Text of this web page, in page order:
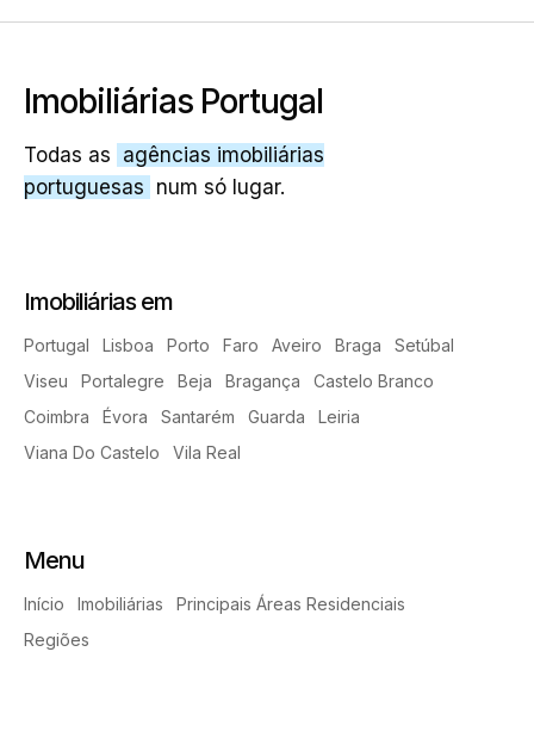
Imobiliárias Portugal
Todas as agências imobiliárias
portuguesas num só lugar.
Imobiliárias em
Portugal Lisboa Porto Faro Aveiro Braga
Setúbal
Viseu
Portalegre Beja Bragança
Castelo Branco
Coimbra
Évora Santarém Guarda
Leiria
Viana Do Castelo
Vila Real
Menu
Início Imobiliárias
Principais Áreas Residenciais
Regiões